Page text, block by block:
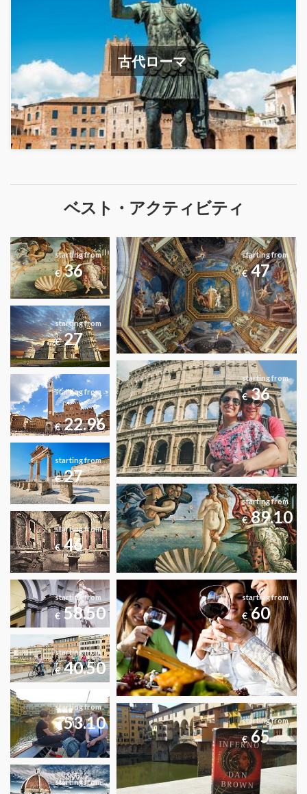
古代ローマ
ベスト・アクティビティ
starting from
€36
starting from
€47
starting from
€27
starting from
€36
starting from
€22.96
starting from
€27
starting from
€89.10
starting from
€46
starting from
€58.50
starting from
€60
starting from
€40.50
starting from
€53.10 starting from
€65
starting from